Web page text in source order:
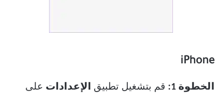
iPhone
الخطوة 1: قم بتشغيل تطبيق الإعدادات على